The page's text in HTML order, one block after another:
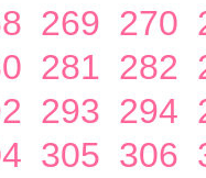
269 270
281 282
293 294
305 306